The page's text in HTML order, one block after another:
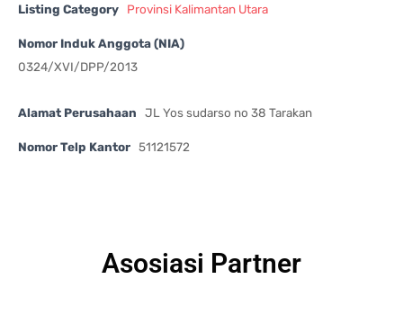
Listing Category Provinsi Kalimantan Utara
Nomor Induk Anggota (NIA)
0324/XVI/DPP/2013
Alamat Perusahaan JL Yos sudarso no 38 Tarakan
Nomor Telp Kantor 51121572
Asosiasi Partner